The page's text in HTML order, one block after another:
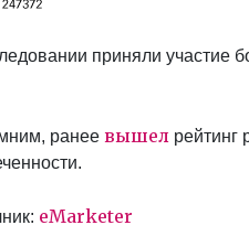
приняли участие
ранее вышелрейтинг
eMarketer